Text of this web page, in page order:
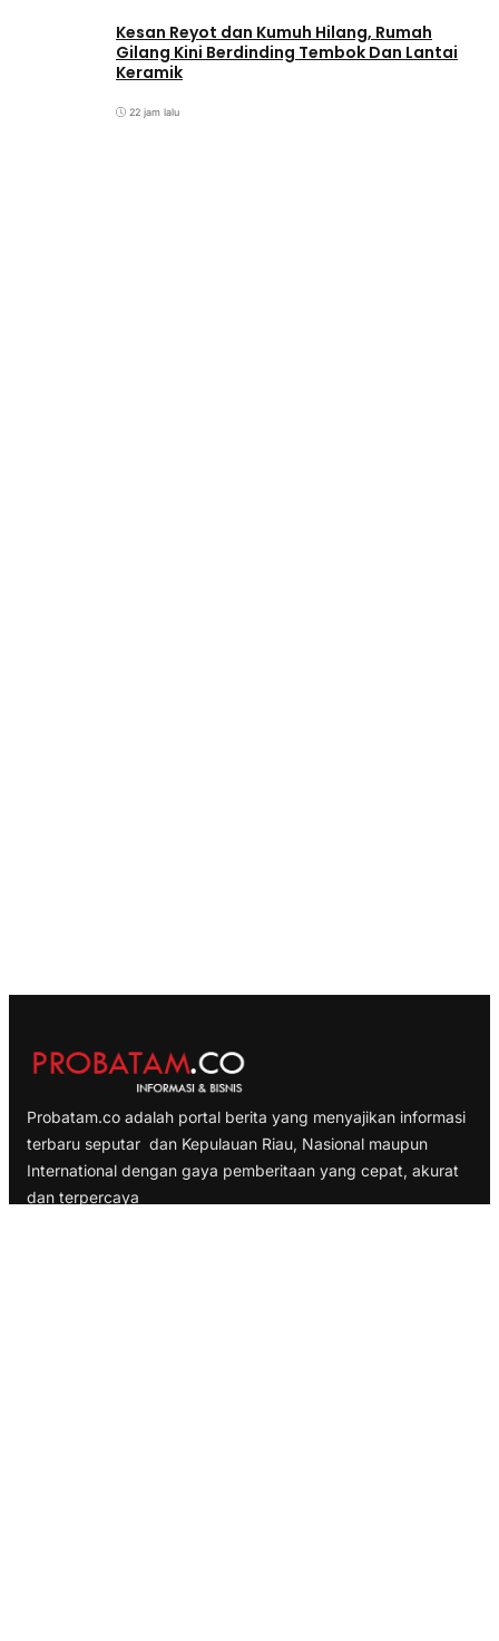
Kesan Reyot dan Kumuh Hilang, Rumah
Gilang Kini Berdinding Tembok Dan Lantai
Keramik
22 jam lalu
Probatam.co adalah portal berita yang menyajikan informasi
terbaru seputar dan Kepulauan Riau, Nasional maupun
International dengan gaya pemberitaan yang cepat, akurat
dan terpercaya